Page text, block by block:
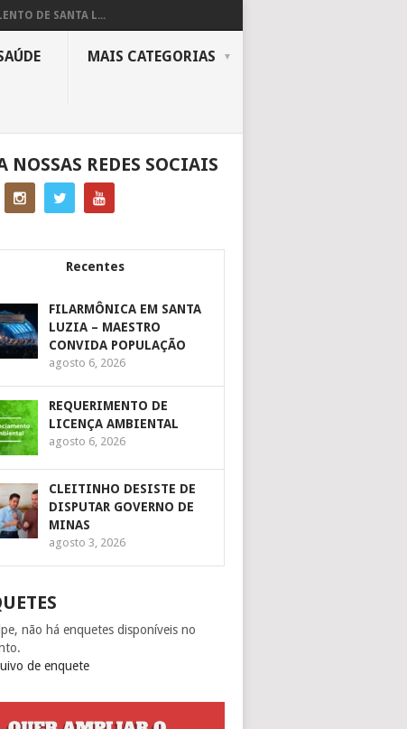
DE SANTA L...
MAIS CATEGORIAS
NOSSAS REDES SOCIAIS
Recentes
FILARMÔNICA EM SANTA
LUZIA – MAESTRO
CONVIDA POPULAÇÃO
agosto 6, 2026
REQUERIMENTO DE
LICENÇA AMBIENTAL
agosto 6, 2026
CLEITINHO DESISTE DE
DISPUTAR GOVERNO DE
MINAS
agosto 3, 2026
não há enquetes disponíveis no
de enquete